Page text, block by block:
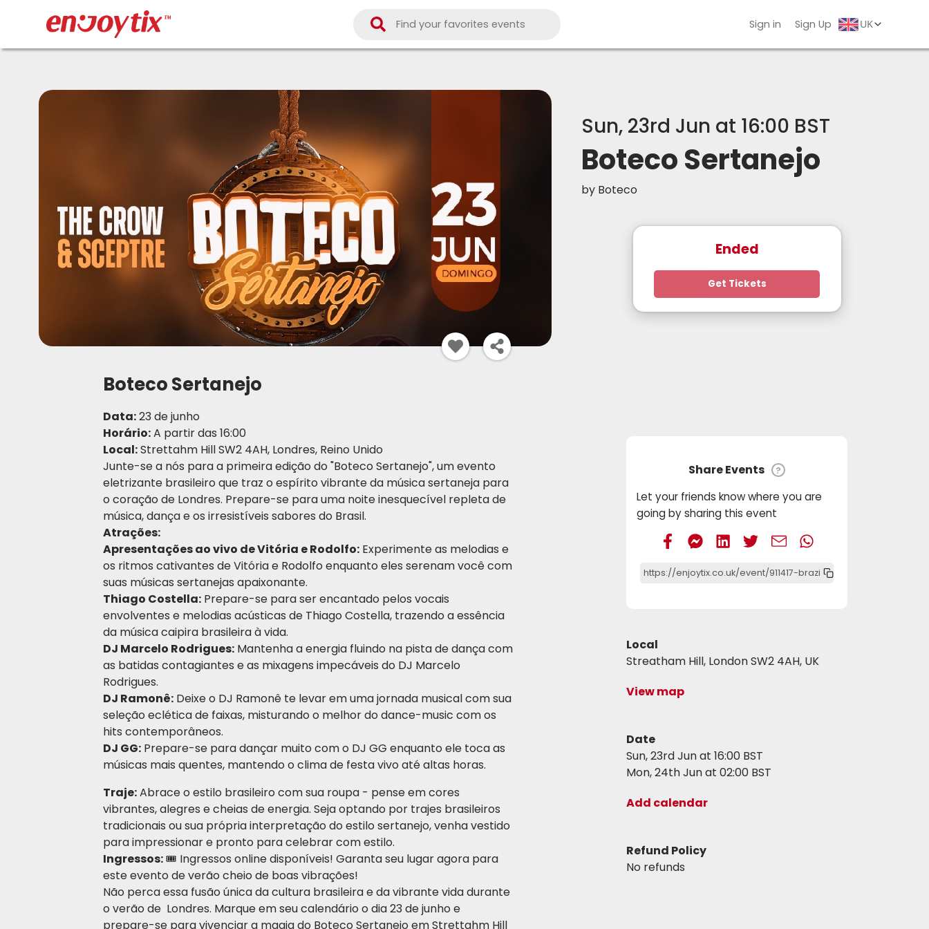
Sign in Sign Up
Sun, 23rd Jun at 16:00 BST
Boteco Sertanejo
by Boteco
Ended
Get Tickets
Boteco Sertanejo
Data:23 de junho
Horário:A partir das 16:00
Local:Strettahm Hill SW2 4AH, Londres, Reino Unido
Junte-se a nós para a primeira edição do "Boteco Sertanejo", um evento
eletrizante brasileiro que traz o espírito vibrante da música sertaneja para
o coração de Londres. Prepare-se para uma noite inesquecível repleta de
música, dança e os irresistíveis sabores do Brasil.
Atrações:
Apresentações ao vivo de Vitória e Rodolfo:Experimente as melodias e
os ritmos cativantes de Vitória e Rodolfo enquanto eles serenam você com
suas músicas sertanejas apaixonante.
Thiago Costella:Prepare-se para ser encantado pelos vocais
envolventes e melodias acústicas de Thiago Costella, trazendo a essência
da música caipira brasileira à vida.
DJ Marcelo Rodrigues:Mantenha a energia fluindo na pista de dança com
as batidas contagiantes e as mixagens impecáveis do DJ Marcelo
Rodrigues.
DJ Ramonê:Deixe o DJ Ramonê te levar em uma jornada musical com sua
seleção eclética de faixas, misturando o melhor do dance-music com os
hits contemporâneos.
DJ GG:Prepare-se para dançar muito com o DJ GG enquanto ele toca as
músicas mais quentes, mantendo o clima de festa vivo até altas horas.
Traje:Abrace o estilo brasileiro com sua roupa - pense em cores
vibrantes, alegres e cheias de energia. Seja optando por trajes brasileiros
tradicionais ou sua própria interpretação do estilo sertanejo, venha vestido
para impressionar e pronto para celebrar com estilo.
Ingressos:🎟️ Ingressos online disponíveis! Garanta seu lugar agora para
este evento de verão cheio de boas vibrações!
Não perca essa fusão única da cultura brasileira e da vibrante vida durante
o verão de Londres. Marque em seu calendário o dia 23 de junho e
prepare-se para vivenciar a magia do Boteco Sertanejo em Strettahm Hill
Share Events ?
Let your friends know where you are
going by sharing this event
Local
Streatham Hill, London SW2 4AH, UK
View map
Date
Sun, 23rd Jun at 16:00 BST
Mon, 24th Jun at 02:00 BST
Add calendar
Refund Policy
No refunds